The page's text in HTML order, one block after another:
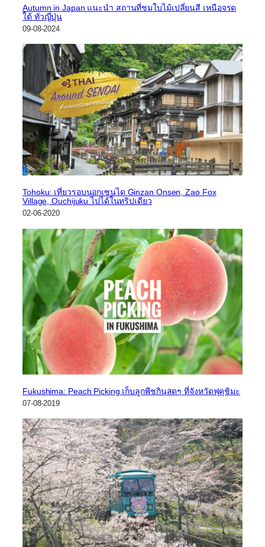
Autumn in Japan แนะนำ สถานที่ชมใบไม้เปลี่ยนสี เหนือจรด
ใต้ ทั่วญี่ปุ่น
09-08-2024
Tohoku: เที่ยวรอบนอกเซนได Ginzan Onsen, Zao Fox
Village, Ouchijuku ไปได้ในทริปเดียว
02-06-2020
Fukushima: Peach Picking เก็บลูกพีชกินสดๆ ที่จังหวัดฟุคุชิมะ
07-08-2019